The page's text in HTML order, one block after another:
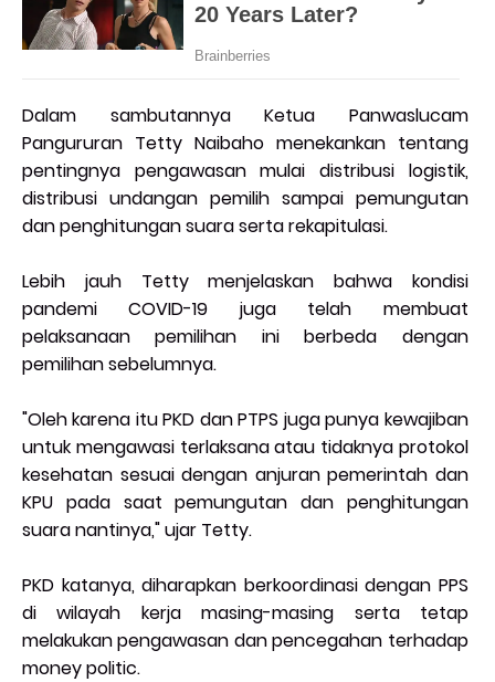
Dalam sambutannya Ketua Panwaslucam
Pangururan Tetty Naibaho menekankan tentang
pentingnya pengawasan mulai distribusi logistik,
distribusi undangan pemilih sampai pemungutan
dan penghitungan suara serta rekapitulasi.
Lebih jauh Tetty menjelaskan bahwa kondisi
pandemi COVID-19 juga telah membuat
pelaksanaan pemilihan ini berbeda dengan
pemilihan sebelumnya.
"Oleh karena itu PKD dan PTPS juga punya kewajiban
untuk mengawasi terlaksana atau tidaknya protokol
kesehatan sesuai dengan anjuran pemerintah dan
KPU pada saat pemungutan dan penghitungan
suara nantinya," ujar Tetty.
PKD katanya, diharapkan berkoordinasi dengan PPS
di wilayah kerja masing-masing serta tetap
melakukan pengawasan dan pencegahan terhadap
money politic.